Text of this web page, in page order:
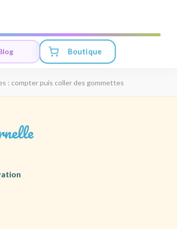
Boutique
: compter puis coller des gommettes